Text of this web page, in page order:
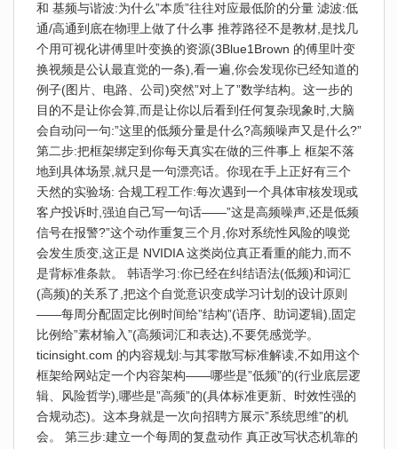
和 基频与谐波:为什么”本质”往往对应最低阶的分量 滤波:低
通/高通到底在物理上做了什么事 推荐路径不是教材,是找几
个用可视化讲傅里叶变换的资源(3Blue1Brown 的傅里叶变
换视频是公认最直觉的一条),看一遍,你会发现你已经知道的
例子(图片、电路、公司)突然”对上了”数学结构。这一步的
目的不是让你会算,而是让你以后看到任何复杂现象时,大脑
会自动问一句:”这里的低频分量是什么?高频噪声又是什么?”
第二步:把框架绑定到你每天真实在做的三件事上 框架不落
地到具体场景,就只是一句漂亮话。你现在手上正好有三个
天然的实验场: 合规工程工作:每次遇到一个具体审核发现或
客户投诉时,强迫自己写一句话——”这是高频噪声,还是低频
信号在报警?”这个动作重复三个月,你对系统性风险的嗅觉
会发生质变,这正是 NVIDIA 这类岗位真正看重的能力,而不
是背标准条款。 韩语学习:你已经在纠结语法(低频)和词汇
(高频)的关系了,把这个自觉意识变成学习计划的设计原则
——每周分配固定比例时间给”结构”(语序、助词逻辑),固定
比例给”素材输入”(高频词汇和表达),不要凭感觉学。
ticinsight.com 的内容规划:与其零散写标准解读,不如用这个
框架给网站定一个内容架构——哪些是”低频”的(行业底层逻
辑、风险哲学),哪些是”高频”的(具体标准更新、时效性强的
合规动态)。这本身就是一次向招聘方展示”系统思维”的机
会。 第三步:建立一个每周的复盘动作 真正改写状态机靠的